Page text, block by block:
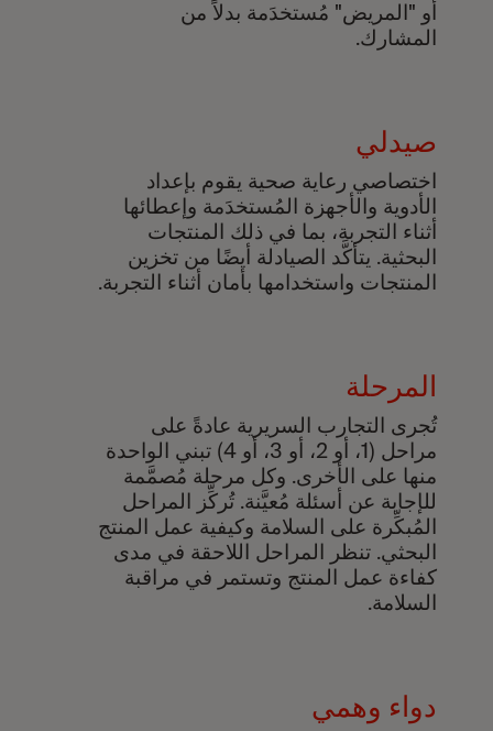
أو "المريض" مُستخدَمة بدلاً من
المشارك.
صيدلي
اختصاصي رعاية صحية يقوم بإعداد
الأدوية والأجهزة المُستخدَمة وإعطائها
أثناء التجربة، بما في ذلك المنتجات
البحثية. يتأكَّد الصيادلة أيضًا من تخزين
المنتجات واستخدامها بأمان أثناء التجربة.
المرحلة
تُجرى التجارب السريرية عادةً على
مراحل (1، أو 2، أو 3، أو 4) تبني الواحدة
منها على الأخرى. وكل مرحلة مُصمَّمة
للإجابة عن أسئلة مُعيَّنة. تُركِّز المراحل
المُبكِّرة على السلامة وكيفية عمل المنتج
البحثي. تنظر المراحل اللاحقة في مدى
كفاءة عمل المنتج وتستمر في مراقبة
السلامة.
دواء وهمي